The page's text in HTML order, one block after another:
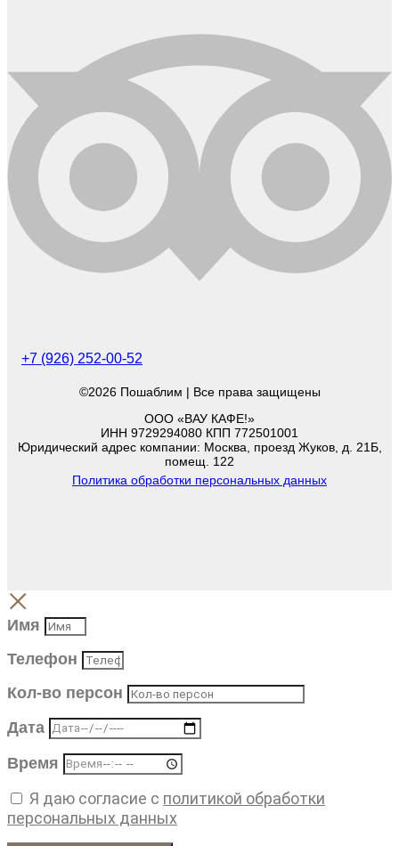
+7 (926) 252-00-52
©2026 Пошаблим | Все права защищены
ООО «ВАУ КАФЕ!»
ИНН 9729294080 КПП 772501001
Юридический адрес компании: Москва, проезд Жуков, д. 21Б,
помещ. 122
Политика обработки персональных данных
Имя
Телефон
Кол-во персон
Дата
Время
Я даю согласие с политикой обработки
персональных данных